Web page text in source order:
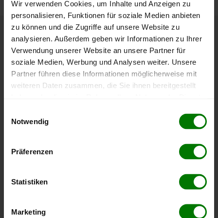
Wir verwenden Cookies, um Inhalte und Anzeigen zu
personalisieren, Funktionen für soziale Medien anbieten
zu können und die Zugriffe auf unsere Website zu
analysieren. Außerdem geben wir Informationen zu Ihrer
Verwendung unserer Website an unsere Partner für
soziale Medien, Werbung und Analysen weiter. Unsere
Partner führen diese Informationen möglicherweise mit
weiteren Daten zusammen, die Sie ihnen bereitgestellt
Notwendig
Präferenzen
Statistiken
Marketing
Höchst- und Tiefststände der
Pelletspreise in Oberweis
Die Tabelle zeigt dieHöchst- und Tiefststände der
Zeitraum
Tiefststand
08.07.2026